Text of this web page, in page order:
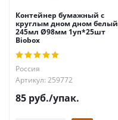
Контейнер бумажный с
круглым дном дном белый
245мл Ø98мм 1уп*25шт
Biobox
Россия
Артикул: 259772
85 руб./упак.